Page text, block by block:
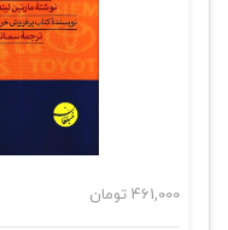
461,000 تومان